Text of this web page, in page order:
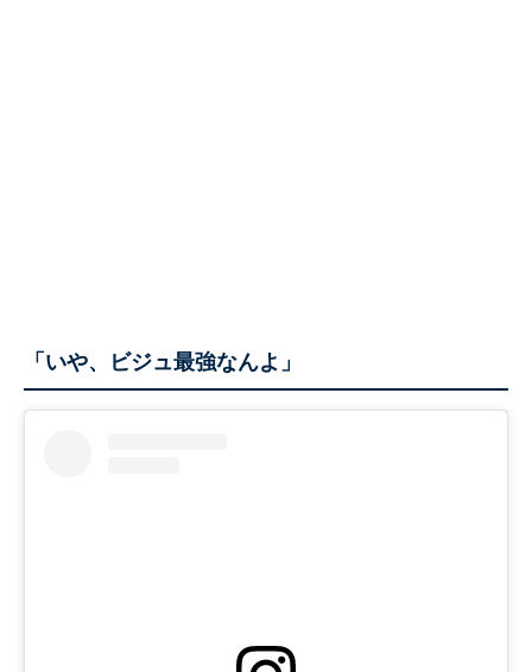
「いや、ビジュ最強なんよ」